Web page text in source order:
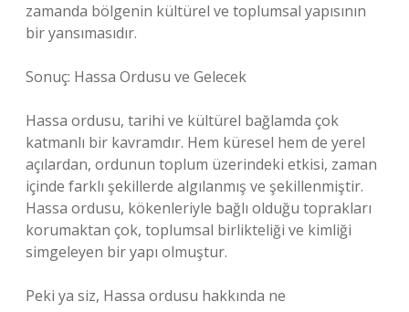
zamanda bölgenin kültürel ve toplumsal yapısının
bir yansımasıdır.
Sonuç: Hassa Ordusu ve Gelecek
Hassa ordusu, tarihi ve kültürel bağlamda çok
katmanlı bir kavramdır. Hem küresel hem de yerel
açılardan, ordunun toplum üzerindeki etkisi, zaman
içinde farklı şekillerde algılanmış ve şekillenmiştir.
Hassa ordusu, kökenleriyle bağlı olduğu toprakları
korumaktan çok, toplumsal birlikteliği ve kimliği
simgeleyen bir yapı olmuştur.
Peki ya siz, Hassa ordusu hakkında ne